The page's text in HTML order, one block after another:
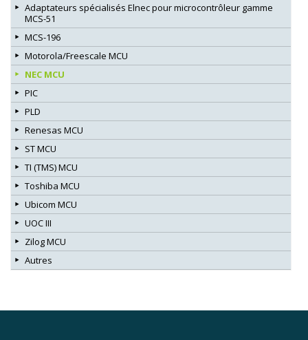
Adaptateurs spécialisés Elnec pour microcontrôleur gamme
MCS-51
MCS-196
Motorola/Freescale MCU
NEC MCU
PIC
PLD
Renesas MCU
ST MCU
TI (TMS) MCU
Toshiba MCU
Ubicom MCU
UOC III
Zilog MCU
Autres